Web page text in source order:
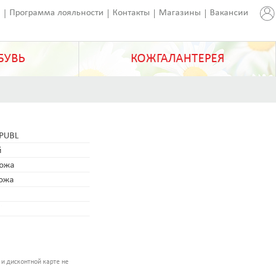
Программа лояльности Контакты Магазины Вакансии
КОЖГАЛАНТЕРЕЯ
дисконтной карте не